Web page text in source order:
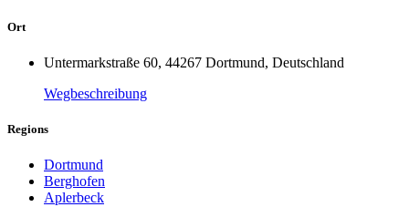
Ort
Untermarkstraße 60, 44267 Dortmund, Deutschland
Wegbeschreibung
Regions
Dortmund
Berghofen
Aplerbeck